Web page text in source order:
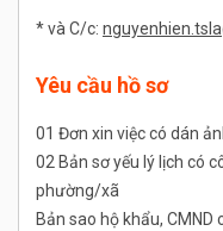
* và C/c:
Yêu cầu hồ sơ
01 Đơn xin việc có dán
02 Bản sơ yếu lý lịch có
phường/xã
Bản sao hộ khẩu,